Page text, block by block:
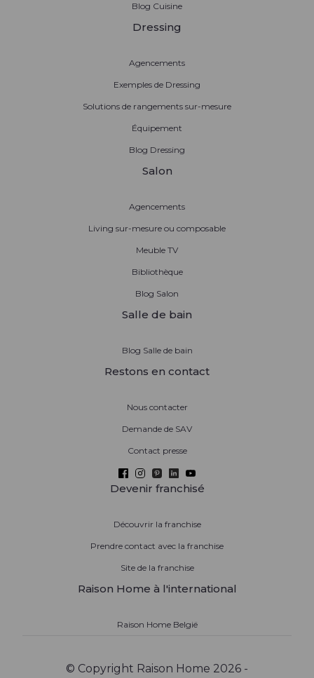
Blog Cuisine
Dressing
Agencements
Exemples de Dressing
Solutions de rangements sur-mesure
Équipement
Blog Dressing
Salon
Agencements
Living sur-mesure ou composable
Meuble TV
Bibliothèque
Blog Salon
Salle de bain
Blog Salle de bain
Restons en contact
Nous contacter
Demande de SAV
Contact presse
Devenir franchisé
Découvrir la franchise
Prendre contact avec la franchise
Site de la franchise
Raison Home à l'international
Raison Home België
© Copyright Raison Home 2026 -